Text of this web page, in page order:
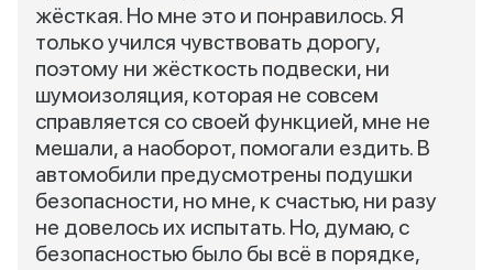
жёсткая. Но мне это и понравилось. Я
только учился чувствовать дорогу,
поэтому ни жёсткость подвески, ни
шумоизоляция, которая не совсем
справляется со своей функцией, мне не
мешали, а наоборот, помогали ездить. В
автомобили предусмотрены подушки
безопасности, но мне, к счастью, ни разу
не довелось их испытать. Но, думаю, с
безопасностью было бы всё в порядке,